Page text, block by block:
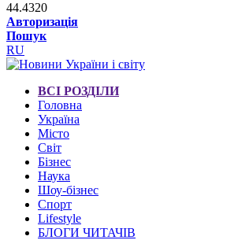
44.4320
Авторизація
Пошук
RU
ВСІ РОЗДІЛИ
Головна
Україна
Місто
Світ
Бізнес
Наука
Шоу-бізнес
Спорт
Lifestyle
БЛОГИ ЧИТАЧІВ